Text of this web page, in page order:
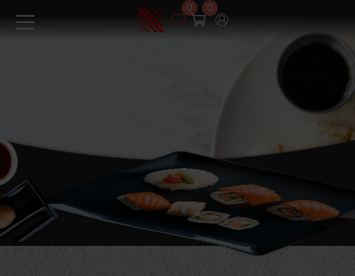
0 0
Меню